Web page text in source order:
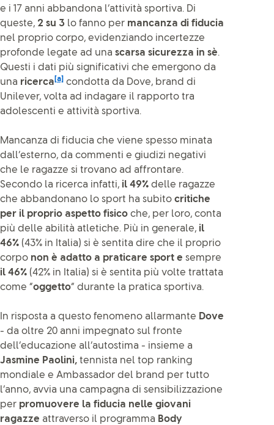
e i 17 anni abbandona l’attività sportiva. Di
queste, 2 su 3 lo fanno per mancanza di fiducia
nel proprio corpo, evidenziando incertezze
profonde legate ad una scarsa sicurezza in sè.
Questi i dati più significativi che emergono da
una ricerca [a] condotta da Dove, brand di
Unilever, volta ad indagare il rapporto tra
adolescenti e attività sportiva.
Mancanza di fiducia che viene spesso minata
dall’esterno, da commenti e giudizi negativi
che le ragazze si trovano ad affrontare.
Secondo la ricerca infatti, il 49% delle ragazze
che abbandonano lo sport ha subito critiche
per il proprio aspetto fisico che, per loro, conta
più delle abilità atletiche. Più in generale, il
46% (43% in Italia) si è sentita dire che il proprio
corpo non è adatto a praticare sport e sempre
il 46% (42% in Italia) si è sentita più volte trattata
come “oggetto” durante la pratica sportiva.
In risposta a questo fenomeno allarmante Dove
- da oltre 20 anni impegnato sul fronte
dell’educazione all’autostima - insieme a
Jasmine Paolini, tennista nel top ranking
mondiale e Ambassador del brand per tutto
l’anno, avvia una campagna di sensibilizzazione
per promuovere la fiducia nelle giovani
ragazze attraverso il programma Body